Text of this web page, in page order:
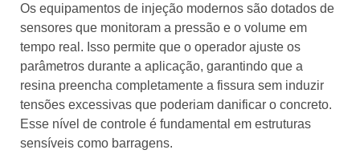
Os equipamentos de injeção modernos são dotados de
sensores que monitoram a pressão e o volume em
tempo real. Isso permite que o operador ajuste os
parâmetros durante a aplicação, garantindo que a
resina preencha completamente a fissura sem induzir
tensões excessivas que poderiam danificar o concreto.
Esse nível de controle é fundamental em estruturas
sensíveis como barragens.